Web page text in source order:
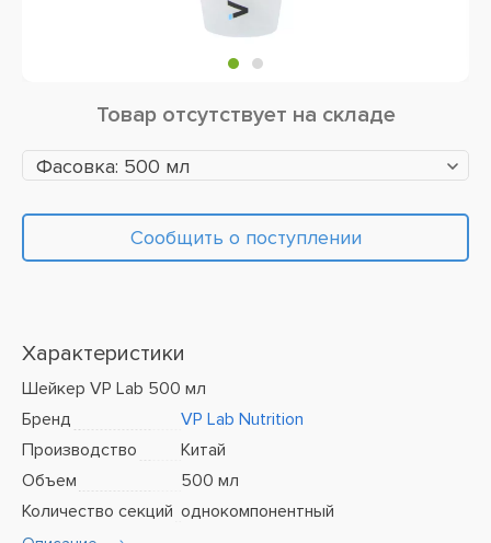
Товар отсутствует на складе
Фасовка: 500 мл
Сообщить о поступлении
Характеристики
Шейкер VP Lab 500 мл
Бренд
VP Lab Nutrition
Производство
Китай
Объем
500 мл
Количество секций однокомпонентный